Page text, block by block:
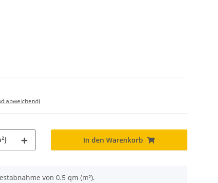
abweichend)
In den Warenkorb
von 0.5 qm (m²).